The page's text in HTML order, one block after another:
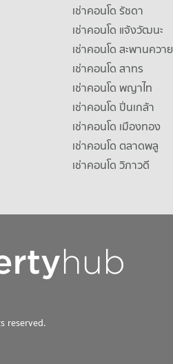
เช่าคอนโด รัชดา
เช่าคอนโด แจ้งวัฒนะ
เช่าคอนโด สะพานควาย
เช่าคอนโด สาทร
เช่าคอนโด พญาไท
เช่าคอนโด ปิ่นเกล้า
เช่าคอนโด เมืองทอง
เช่าคอนโด ตลาดพลู
เช่าคอนโด วิภาวดี
reserved.